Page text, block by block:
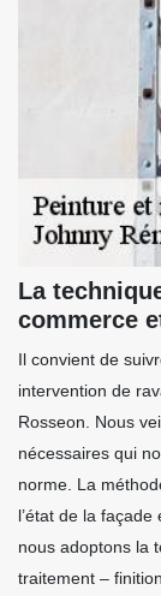
La
commerce
Il convient de
intervention de
Rosseon. Nous
nécessaires qui
norme. La
l’état de la
nous adoptons la
traitement –